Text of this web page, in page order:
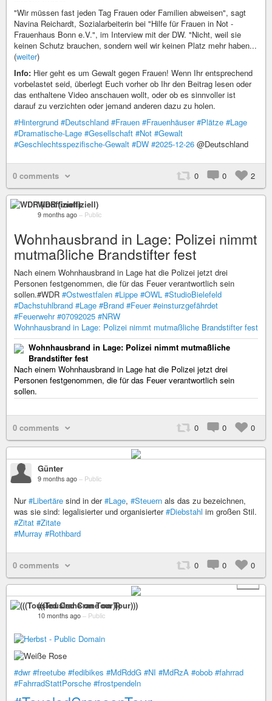
"Wir müssen fast jeden Tag Frauen oder Familien abweisen", sagt
Navina Reichardt, Sozialarbeiterin bei "Hilfe für Frauen in Not -
Frauenhaus Bonn e.V.", im Interview mit der DW. "Nicht, weil sie
keinen Schutz brauchen, sondern weil wir keinen Platz mehr haben...
(weiter)
Info: Hier geht es um Gewalt gegen Frauen! Wenn Ihr entsprechend
vorbelastet seid, überlegt Euch vorher ob Ihr den Beitrag lesen oder
das enthaltene Video anschauen wollt, oder ob es sinnvoller ist
darauf zu verzichten oder jemand anderen dazu zu holen.
#Hintergrund #Deutschland #Frauen #Frauenhäuser #Plätze #Lage
#Dramatische-Lage #Gesellschaft #Not #Gewalt
#Geschlechtsspezifische-Gewalt #DW #2025-12-26 @Deutschland
0 comments 0 0 2
WDR (inoffiziell)
9 months ago – Public
Wohnhausbrand in Lage: Polizei nimmt
mutmaßliche Brandstifter fest
Nach einem Wohnhausbrand in Lage hat die Polizei jetzt drei
Personen festgenommen, die für das Feuer verantwortlich sein
sollen.#WDR #Ostwestfalen #Lippe #OWL #StudioBielefeld
#Dachstuhlbrand #Lage #Brand #Feuer #einsturzgefährdet
#Feuerwehr #07092025 #NRW
Wohnhausbrand in Lage: Polizei nimmt mutmaßliche Brandstifter fest
Wohnhausbrand in Lage: Polizei nimmt mutmaßliche
Brandstifter fest
Nach einem Wohnhausbrand in Lage hat die Polizei jetzt drei
Personen festgenommen, die für das Feuer verantwortlich sein
sollen.
0 comments 0 0 0
Günter
9 months ago – Public
Nur#Libertäre sind in der#Lage, #Steuern als das zu bezeichnen,
was sie sind: legalisierter und organisierter#Diebstahl im großen Stil.
#Zitat #Zitate
#Murray #Rothbard
0 comments 0 0
0
+ 3
(((Tousled Crane on Tour)))
10 months ago – Public
#dwr #freetube #fedibikes #MdRddG #NI #MdRzA #obob #fahrrad
#FahrradStattPorsche #frostpendeln